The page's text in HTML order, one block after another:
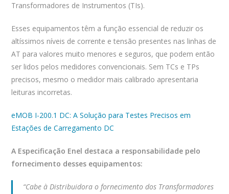
Transformadores de Instrumentos (TIs).
Esses equipamentos têm a função essencial de reduzir os
altíssimos níveis de corrente e tensão presentes nas linhas de
AT para valores muito menores e seguros, que podem então
ser lidos pelos medidores convencionais. Sem TCs e TPs
precisos, mesmo o medidor mais calibrado apresentaria
leituras incorretas.
eMOB I-200.1 DC: A Solução para Testes Precisos em
Estações de Carregamento DC
A Especificação Enel destaca a responsabilidade pelo
fornecimento desses equipamentos:
“Cabe à Distribuidora o fornecimento dos Transformadores